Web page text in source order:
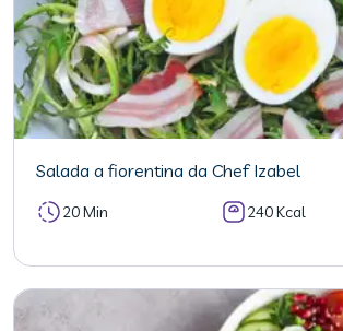
Salada a fiorentina da Chef Izabel
20 Min 240 Kcal